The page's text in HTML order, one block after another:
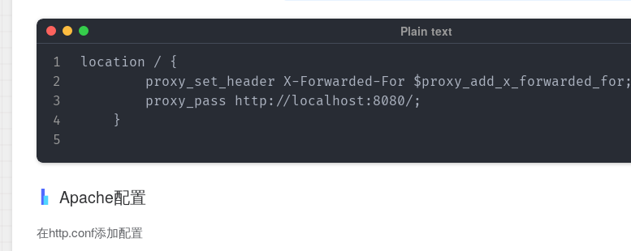
location / {
        proxy_set_header X-Forwarded-For $proxy_add_x_forwarded_for;
        proxy_pass http://localhost:8080/;
    }
Apache配置
在http.conf添加配置